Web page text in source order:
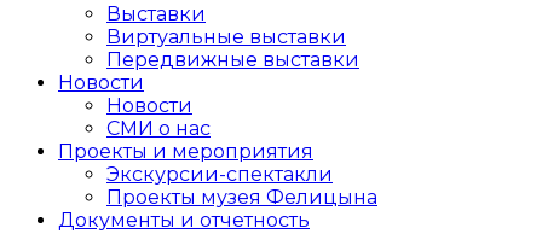
Выставки
Виртуальные выставки
Передвижные выставки
Новости
Новости
СМИ о нас
Проекты и мероприятия
Экскурсии-спектакли
Проекты музея Фелицына
Документы и отчетность